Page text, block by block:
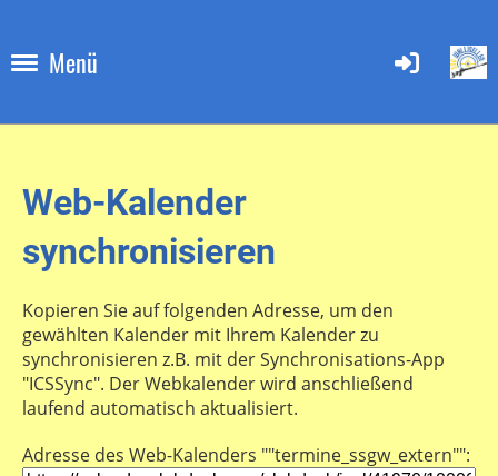
Menü
Web-Kalender
synchronisieren
Kopieren Sie auf folgenden Adresse, um den
gewählten Kalender mit Ihrem Kalender zu
synchronisieren z.B. mit der Synchronisations-App
"ICSSync". Der Webkalender wird anschließend
laufend automatisch aktualisiert.
Adresse des Web-Kalenders ""termine_ssgw_extern"":